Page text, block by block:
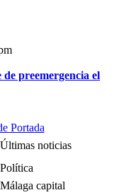
preemergencia el
Portada
Últimas noticias
Política
Málaga capital